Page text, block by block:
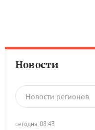
Новости
Новости регионов
сегодня, 08:43